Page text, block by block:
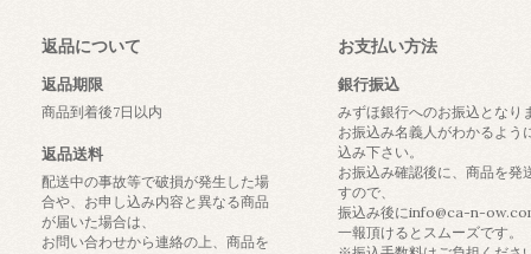
返品について
返品期限
商品到着後7日以内
返品送料
配送中の事故等で破損が発生した場
合や、お申し込み内容と異なる商品
が届いた場合は、
お問い合わせから連絡の上、商品を
お支払い方法
銀行振込
みずほ銀行へのお振込となり
お振込み名義人がわかるよう
込み下さい。
お振込み確認後に、商品を発
すので、
振込み後にinfo@ca-n-
一報頂けるとスムーズです。